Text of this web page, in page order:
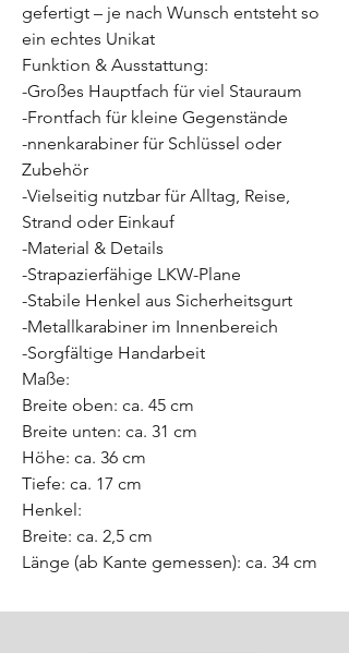
gefertigt – je nach Wunsch entsteht so
ein echtes Unikat
Funktion & Ausstattung:
-Großes Hauptfach für viel Stauraum
-Frontfach für kleine Gegenstände
-nnenkarabiner für Schlüssel oder
Zubehör
-Vielseitig nutzbar für Alltag, Reise,
Strand oder Einkauf
-Material & Details
-Strapazierfähige LKW-Plane
-Stabile Henkel aus Sicherheitsgurt
-Metallkarabiner im Innenbereich
-Sorgfältige Handarbeit
Maße:
Breite oben: ca. 45 cm
Breite unten: ca. 31 cm
Höhe: ca. 36 cm
Tiefe: ca. 17 cm
Henkel:
Breite: ca. 2,5 cm
Länge (ab Kante gemessen): ca. 34 cm